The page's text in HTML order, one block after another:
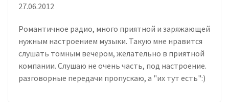
27.06.2012
Романтичное радио, много приятной и заряжающей
нужным настроением музыки. Такую мне нравится
слушать томным вечером, желательно в приятной
компании. Слушаю не очень часть, под настроение.
разговорные передачи пропускаю, а "их тут есть":)